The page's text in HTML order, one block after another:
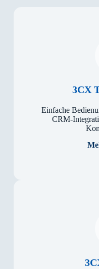
3CX
Ein­fa­che
CRM-